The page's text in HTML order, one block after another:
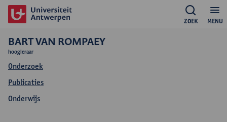
MENU
ZOEK
BART VAN ROMPAEY
hoogleraar
Onderzoek
Publicaties
Onderwijs